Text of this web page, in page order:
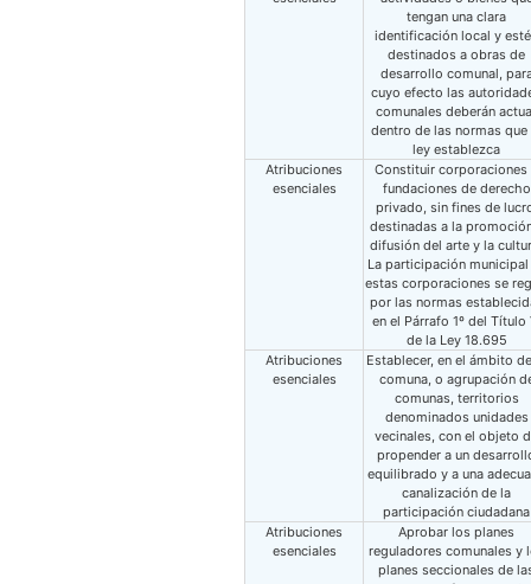
tengan una clara
identificación local y
destinados a obras de
desarrollo comunal,
cuyo efecto las
comunales deberán
dentro de las normas que
ley establezca
Atribuciones
esenciales
Constituir corporaciones
fundaciones de derecho
privado, sin fines de
destinadas a la
difusión del arte y la
La participación municipal
estas corporaciones se
por las normas
en el Párrafo 1º del Título
de la Ley 18.695
Atribuciones
esenciales
Establecer, en el ámbito
comuna, o agrupación
comunas, territorios
denominados unidades
vecinales, con el objeto
propender a un
equilibrado y a una
canalización de la
participación ciudadana
Atribuciones
esenciales
Aprobar los planes
reguladores comunales y
planes seccionales de